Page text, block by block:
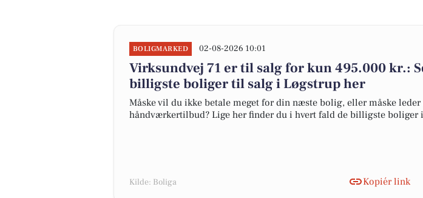
BOLIGMARKED 02-08-2026 10:01
Virksundvej 71 er til salg for kun 495.000 kr.:
billigste boliger til salg i Løgstrup her
Måske vil du ikke betale meget for din næste bolig, eller måske leder
håndværkertilbud? Lige her finder du i hvert fald de billigste boliger
Kilde: Boliga Kopiér link